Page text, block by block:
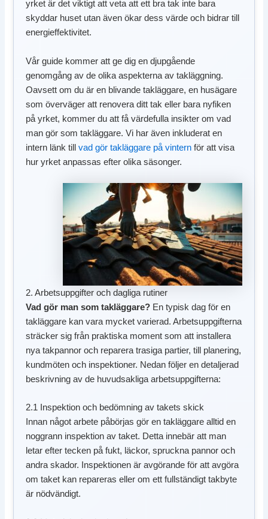
yrket är det viktigt att veta att ett bra tak inte bara
skyddar huset utan även ökar dess värde och bidrar till
energieffektivitet.
Vår guide kommer att ge dig en djupgående
genomgång av de olika aspekterna av takläggning.
Oavsett om du är en blivande takläggare, en husägare
som överväger att renovera ditt tak eller bara nyfiken
på yrket, kommer du att få värdefulla insikter om vad
man gör som takläggare. Vi har även inkluderat en
intern länk tillvad gör takläggare på vintern för att visa
hur yrket anpassas efter olika säsonger.
2. Arbetsuppgifter och dagliga rutiner
Vad gör man som takläggare? En typisk dag för en
takläggare kan vara mycket varierad. Arbetsuppgifterna
sträcker sig från praktiska moment som att installera
nya takpannor och reparera trasiga partier, till planering,
kundmöten och inspektioner. Nedan följer en detaljerad
beskrivning av de huvudsakliga arbetsuppgifterna:
2.1 Inspektion och bedömning av takets skick
Innan något arbete påbörjas gör en takläggare alltid en
noggrann inspektion av taket. Detta innebär att man
letar efter tecken på fukt, läckor, spruckna pannor och
andra skador. Inspektionen är avgörande för att avgöra
om taket kan repareras eller om ett fullständigt takbyte
är nödvändigt.